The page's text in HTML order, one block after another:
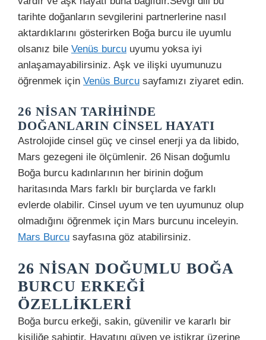
tarihte doğanların sevgilerini partnerlerine nasıl
aktardıklarını gösterirken Boğa burcu ile uyumlu
olsanız bile Venüs burcu uyumu yoksa iyi
anlaşamayabilirsiniz. Aşk ve ilişki uyumunuzu
öğrenmek için Venüs Burcu sayfamızı ziyaret edin.
26 NISAN TARIHINDE
DOĞANLARIN CINSEL HAYATI
Astrolojide cinsel güç ve cinsel enerji ya da libido,
Mars gezegeni ile ölçümlenir. 26 Nisan doğumlu
Boğa burcu kadınlarının her birinin doğum
haritasında Mars farklı bir burçlarda ve farklı
evlerde olabilir. Cinsel uyum ve ten uyumunuz olup
olmadığını öğrenmek için Mars burcunu inceleyin.
Mars Burcu sayfasına göz atabilirsiniz.
26 NISAN DOĞUMLU BOĞA
BURCU ERKEĞI
ÖZELLIKLERI
Boğa burcu erkeği, sakin, güvenilir ve kararlı bir
kişiliğe sahiptir. Hayatını güven ve istikrar üzerine